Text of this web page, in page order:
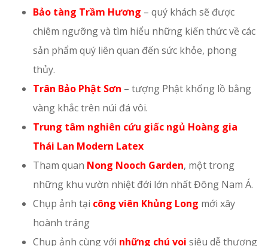
Bảo tàng Trầm Hương – quý khách sẽ được
chiêm ngưỡng và tìm hiểu những kiến thức về các
sản phẩm quý liên quan đến sức khỏe, phong
thủy.
Trân Bảo Phật Sơn – tượng Phật khổng lồ bằng
vàng khắc trên núi đá vôi.
Trung tâm nghiên cứu giấc ngủ Hoàng gia
Thái Lan Modern Latex
Tham quan Nong Nooch Garden, một trong
những khu vườn nhiệt đới lớn nhất Đông Nam Á.
Chụp ảnh tại công viên Khủng Long mới xây
hoành tráng
Chụp ảnh cùng với những chú voi siêu dễ thương